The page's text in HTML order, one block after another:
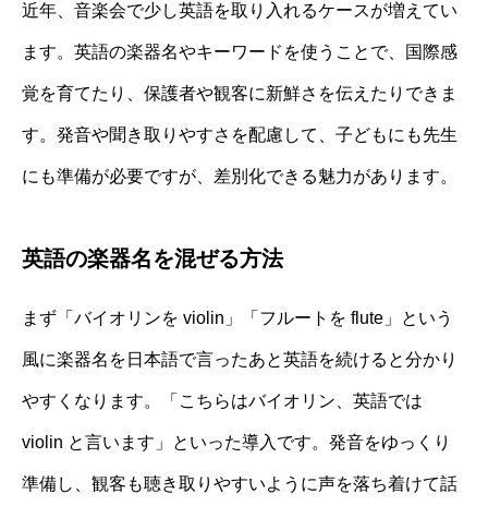
近年、音楽会で少し英語を取り入れるケースが増えてい
ます。英語の楽器名やキーワードを使うことで、国際感
覚を育てたり、保護者や観客に新鮮さを伝えたりできま
す。発音や聞き取りやすさを配慮して、子どもにも先生
にも準備が必要ですが、差別化できる魅力があります。
英語の楽器名を混ぜる方法
まず「バイオリンを violin」「フルートを flute」という
風に楽器名を日本語で言ったあと英語を続けると分かり
やすくなります。「こちらはバイオリン、英語では
violin と言います」といった導入です。発音をゆっくり
準備し、観客も聴き取りやすいように声を落ち着けて話